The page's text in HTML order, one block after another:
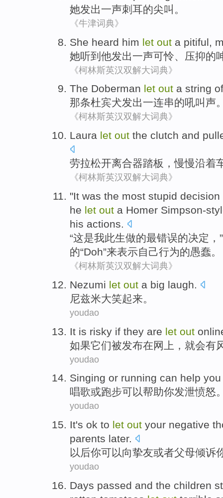
她发出一声刺耳的尖叫 。
《牛津词典》
She heard him let out a pitiful
她听到 他发出一声可怜 压抑的
《柯林斯英汉双解大词典》
The Doberman let out a string of
那条杜宾犬发出一连串的吼叫声
《柯林斯英汉双解大词典》
Laura let out the clutch and
劳拉松开离合器踏板，慢慢沿着
《柯林斯英汉双解大词典》
"It was the most stupid decision
he let out a Homer Simpson-
his actions.
“这是我此生做的最错误的决定 ，”
的“Doh”来表示自己行为的愚蠢。
《柯林斯英汉双解大词典》
Nezumi let out a big laugh.
尼兹米大笑起来。
youdao
It is risky if they are let out
如果它们被发布在网上，就会有
youdao
Singing or running can help
唱歌或跑步可以帮助你发泄愤怒
youdao
It's ok to let out your negative
parents later.
以 后你可以向挚友或者父母倾诉
youdao
Days passed and the children